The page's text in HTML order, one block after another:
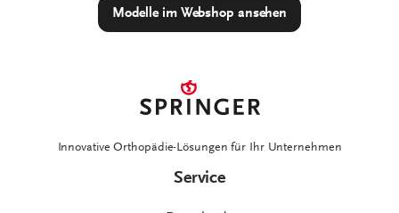
Modelle im Webshop ansehen
Innovative Orthopädie-Lösungen für Ihr Unternehmen
Service